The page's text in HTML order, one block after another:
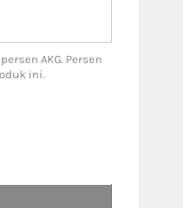
AKG. Persen
ini.